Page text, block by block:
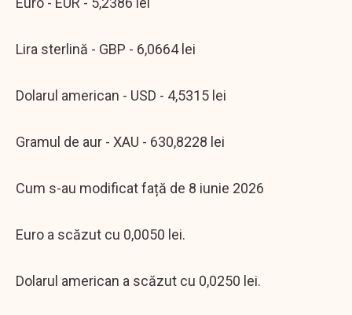
Lira sterlină - GBP - 6,0664 lei
Dolarul american - USD - 4,5315 lei
Gramul de aur - XAU - 630,8228 lei
Cum s-au modificat față de 8 iunie 2026
Euro a scăzut cu 0,0050 lei.
Dolarul american a scăzut cu 0,0250 lei.